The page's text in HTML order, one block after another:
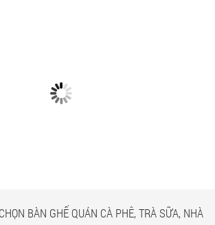
BÀN GHẾ QUÁN CÀ PHÊ, TRÀ SỮA, NHÀ